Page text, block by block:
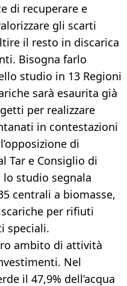
di recuperare e
gli scarti
il resto in discarica
Bisogna farlo
studio in 13 Regioni
sarà esaurita già
per realizzare
in contestazioni
di
Tar e Consiglio di
studio segnala
centrali a biomasse,
per rifiuti
speciali.
ambito di attività
Nel
il 47,9% dell’acqua